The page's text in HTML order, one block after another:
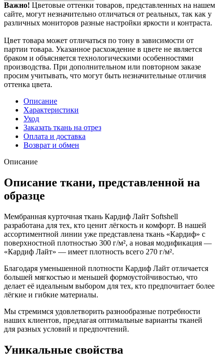
Важно! Цветовые оттенки товаров, представленных на нашем
сайте, могут незначительно отличаться от реальных, так как у
различных мониторов разные настройки яркости и контраста.
Цвет товара может отличаться по тону в зависимости от
партии товара. Указанное расхождение в цвете не является
браком и объясняется технологическими особенностями
производства. При дополнительном или повторном заказе
просим учитывать, что могут быть незначительные отличия
оттенка цвета.
Описание
Характеристики
Уход
Заказать ткань на отрез
Оплата и доставка
Возврат и обмен
Описание
Описание ткани, представленной на
образце
Мембранная курточная ткань Кардиф Лайт Softshell
разработана для тех, кто ценит лёгкость и комфорт. В нашей
ассортиментной линии уже представлена ткань «Кардиф» с
поверхностной плотностью 300 г/м², а новая модификация —
«Кардиф Лайт» — имеет плотность всего 270 г/м².
Благодаря уменьшенной плотности Кардиф Лайт отличается
большей мягкостью и меньшей формоустойчивостью, что
делает её идеальным выбором для тех, кто предпочитает более
лёгкие и гибкие материалы.
Мы стремимся удовлетворить разнообразные потребности
наших клиентов, предлагая оптимальные варианты тканей
для разных условий и предпочтений.
Уникальные свойства